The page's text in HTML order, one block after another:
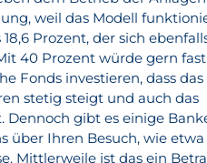
weil das Modell
Prozent, der sich
40 Prozent würde gern fast
Fonds investieren, dass das
stetig steigt und auch das
Dennoch gibt es einige
über Ihren Besuch, wie etwa
Mittlerweile ist das ein